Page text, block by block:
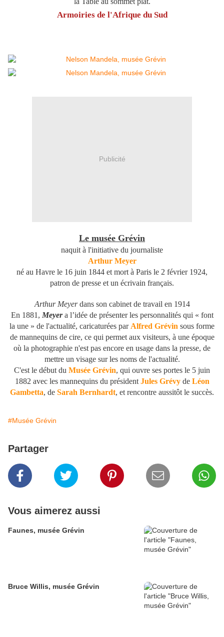
Armoiries de l'Afrique du Sud
Publicité
Le musée Grévin
naquit à l'initiative du journaliste
Arthur Meyer
né au Havre le 16 juin 1844 et mort à Paris le 2 février 1924,
patron de presse et un écrivain français.
Arthur Meyerdans son cabinet de travail en 1914
En 1881, Meyera l’idée de présenter les personnalités qui « font
la une » de l'actualité, caricaturées par Alfred Grévin sous forme
de mannequins de cire, ce qui permet aux visiteurs, à une époque
où la photographie n'est pas encore en usage dans la presse, de
mettre un visage sur les noms de l'actualité.
C'est le début du Musée Grévin, qui ouvre ses portes le 5 juin
1882 avec les mannequins du président Jules Grévy de Léon
Gambetta, de Sarah Bernhardt, et rencontre aussitôt le succès.
#Musée Grévin
Partager
Vous aimerez aussi
Faunes, musée Grévin
Bruce Willis, musée Grévin